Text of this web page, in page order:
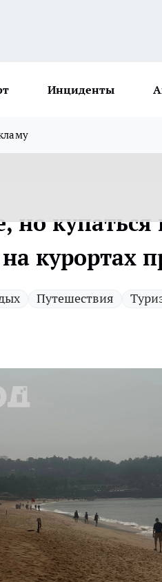
Инциденты
но
курортах
Путешествия